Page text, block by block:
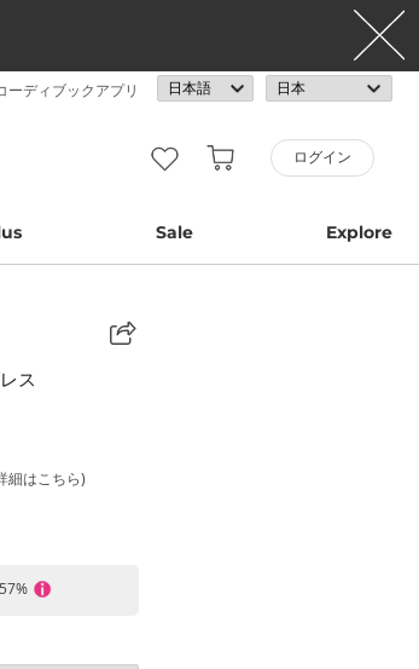
ーディブックアプリ
ログイン
Sale Explore
ス
細はこちら)